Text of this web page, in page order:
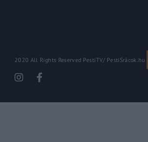
2020 All Rights Reserved PestiTV/ PestiSrácok.hu